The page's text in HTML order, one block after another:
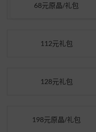
68元原晶/礼包
112元礼包
128元礼包
198元原晶/礼包